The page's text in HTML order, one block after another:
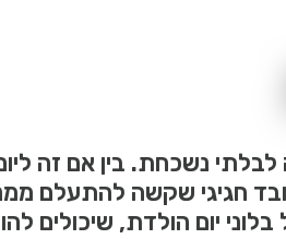
נשכחת. בין אם זה
יום ההולדת שלנו מוסיפים רובד חגיגי שקשה
יום הולדת, שיכולים